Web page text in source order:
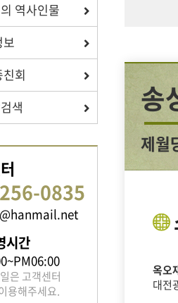
실 수 있습니다.
역사인물
회
색
0835
시간
은 고객센터
용해주세요.
송
제월
옥오
대전